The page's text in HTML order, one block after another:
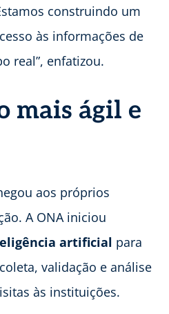
construindo um
às informações de
real”, enfatizou.
mais ágil e
aos próprios
A ONA iniciou
artificial para
validação e análise
às instituições.